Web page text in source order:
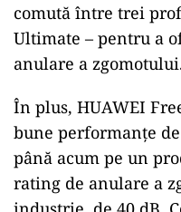
comută între trei
Ultimate – pentru a
anulare a
În plus, HUAWEI
bune performanțe
până acum pe un
rating de anulare a